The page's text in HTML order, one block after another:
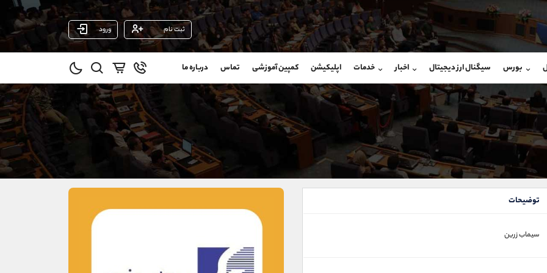
ثبت نام ورود
بورس سیگنال ارز دیجیتال اخبار خدمات اپلیکیشن کمپین آموزشی تماس درباره ما
توضیحات
سیماب زرین
شروع گفتگو
@Armteam_admin_33
118
شروع گفتگو
@Armteam_admin_por
داخلی 107
(محسن یزدی)
09304891085
واتساپ شروع گفتگو
تلگرام @Armteam_admin_103
021-22021030
90001030
@alireza.mehrabii